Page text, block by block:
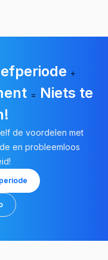
+
= Niets te
de voordelen met
en probleemloos